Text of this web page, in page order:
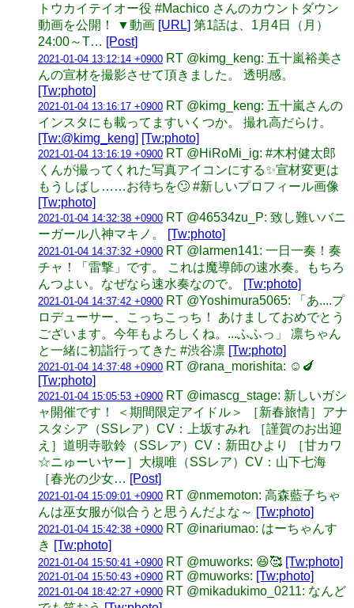
トウカイテイオー役 #Machico さんのカウントダウン
動画を公開！ ▼動画 [URL] 第1話は、1月4日（月）
24:00～T… [Post]
2021-01-04 13:12:14 +0900 RT @kimg_keng: 五十嵐裕美さ
んの宣材を撮影させて頂きました。 透明感。
[Tw:photo]
2021-01-04 13:16:17 +0900 RT @kimg_keng: 五十嵐さんの
インスタにも載ってますいくつか。 撮れ高だらけ。
[Tw:@kimg_keng] [Tw:photo]
2021-01-04 13:16:19 +0900 RT @HiRoMi_ig: #木村健太郎
くんが撮ってくれた写真アイコンにする✨宣材変更は
もうしばし……お待ちを🙄 #新しいプロフィール画像
[Tw:photo]
2021-01-04 14:32:38 +0900 RT @46534zu_P: 致し難いバニ
ーガール八神マキノ。
[Tw:photo]
2021-01-04 14:37:32 +0900 RT @larmen141: 一日一奏！奏
チャ！「雷撃」です。 これは魔導師の速水奏。もちろ
んつよい。なぜなら速水奏なので。
[Tw:photo]
2021-01-04 14:37:42 +0900 RT @Yoshimura5065: 「あ....プ
ロデューサー、こっちこっち！ あけましておめでとう
ございます。今年もよろしくね。...ふふっ」 凛ちゃん
と一緒に初詣行ってきた #渋谷凛 [Tw:photo]
2021-01-04 14:37:48 +0900 RT @rana_morishita: ☺️🍆
[Tw:photo]
2021-01-04 15:05:53 +0900 RT @imascg_stage: 新しいガシ
ャ開催です！ ＜期間限定アイドル＞ ［新春旅情］アナ
スタシア（SSレア）CV：上坂すみれ ［謹賀のお出迎
え］道明寺歌鈴（SSレア）CV：新田ひより ［甘カワ
☆ニゅーいヤー］大槻唯（SSレア）CV：山下七海
［春光の少女… [Post]
2021-01-04 15:09:01 +0900 RT @nmemoton: 高森藍子ちゃ
んは巫女服が似合うと思うんだよな～ [Tw:photo]
2021-01-04 15:42:38 +0900 RT @inariumao: はーちゃんす
き [Tw:photo]
2021-01-04 15:50:41 +0900 RT @muworks: 😆🥰 [Tw:photo]
2021-01-04 15:50:43 +0900 RT @muworks: [Tw:photo]
2021-01-04 18:42:27 +0900 RT @mikadukimo_0211: なんど